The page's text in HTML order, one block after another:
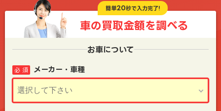
簡単20秒で入力完了!
車の買取金額を調べる
お車について
メーカー・車種
必 須